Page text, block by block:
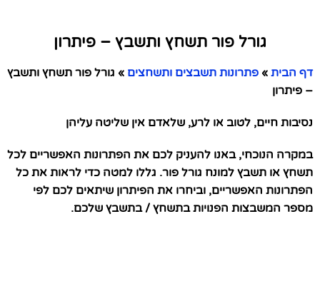
גורל פור תשחץ ותשבץ – פיתרון
דף הבית » פתרונות תשבצים ותשחצים » גורל פור תשחץ ותשבץ
– פיתרון
נסיבות חיים, לטוב או לרע, שלאדם אין שליטה עליהן
במקרה הנוכחי, באנו להעניק לכם את הפתרונות האפשריים לכל
תשחץ או תשבץ למונח גורל פור. גללו למטה כדי לראות את כל
הפתרונות האפשריים, וביחרו את הפיתרון שיתאים לכם לפי
מספר המשבצות הפנויות בתשחץ / בתשבץ שלכם.